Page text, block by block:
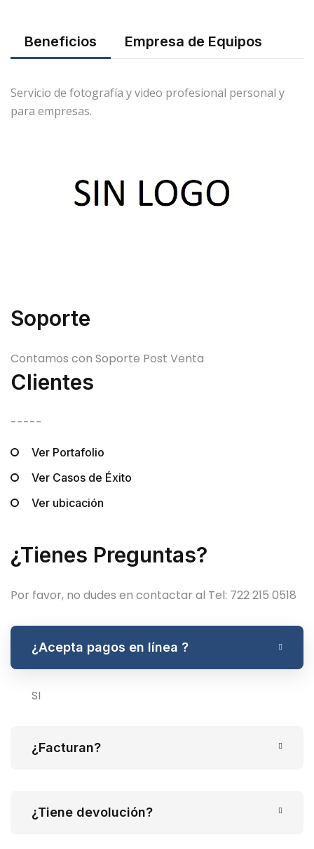
Beneficios Empresa de Equipos
Servicio de fotografía y video profesional personal y
para empresas.
Soporte
Contamos con Soporte Post Venta
Clientes
-----
Ver Portafolio
Ver Casos de Éxito
Ver ubicación
¿Tienes Preguntas?
Por favor, no dudes en contactar al Tel: 722 215 0518
¿Acepta pagos en línea ?
SI
¿Facturan?
¿Tiene devolución?